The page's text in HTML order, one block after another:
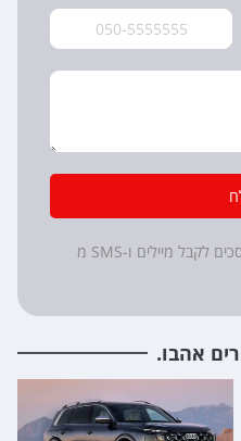
בלחיצה על כפתור שלח אני מסכים לקבל מיילים ו-SMS מ
אהבו.